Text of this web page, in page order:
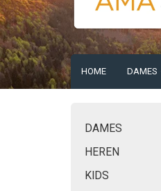
HOME DAMES
DAMES
HEREN
KIDS